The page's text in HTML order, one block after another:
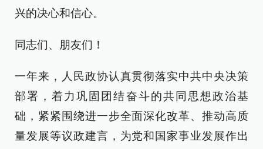
兴的决心和信心。
同志们、朋友们！
一年来，人民政协认真贯彻落实中共中央决策
部署，着力巩固团结奋斗的共同思想政治基
础，紧紧围绕进一步全面深化改革、推动高质
量发展等议政建言，为党和国家事业发展作出